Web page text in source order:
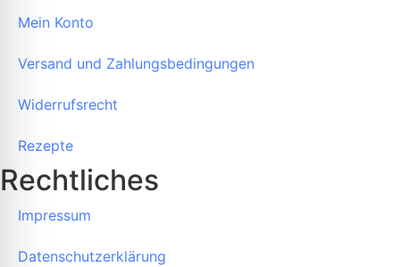
Mein Konto
Versand und Zahlungsbedingungen
Widerrufsrecht
Rezepte
Rechtliches
Impressum
Datenschutzerklärung